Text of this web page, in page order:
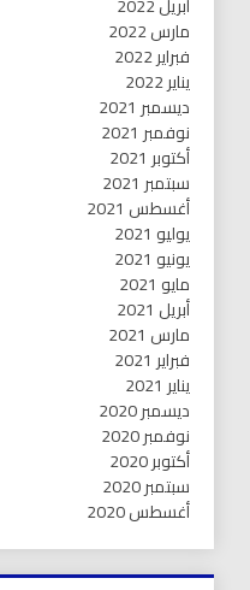
مارس 2022
فبراير 2022
يناير 2022
ديسمبر 2021
نوفمبر 2021
أكتوبر 2021
سبتمبر 2021
أغسطس 2021
يوليو 2021
يونيو 2021
مايو 2021
أبريل 2021
مارس 2021
فبراير 2021
يناير 2021
ديسمبر 2020
نوفمبر 2020
أكتوبر 2020
سبتمبر 2020
أغسطس 2020